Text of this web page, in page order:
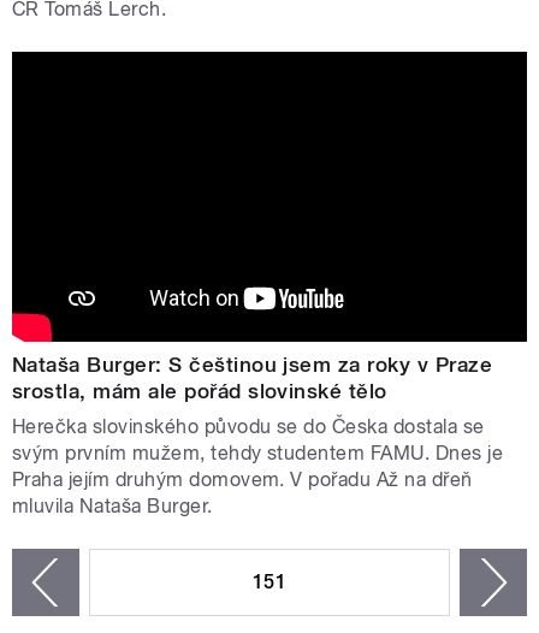
ČR Tomáš Lerch.
Nataša Burger: S češtinou jsem za roky v Praze
srostla, mám ale pořád slovinské tělo
Herečka slovinského původu se do Česka dostala se
svým prvním mužem, tehdy studentem FAMU. Dnes je
Praha jejím druhým domovem. V pořadu Až na dřeň
mluvila Nataša Burger.
151